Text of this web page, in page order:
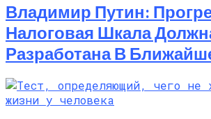
Владимир Путин:
Налоговая Шкала
Разработана В